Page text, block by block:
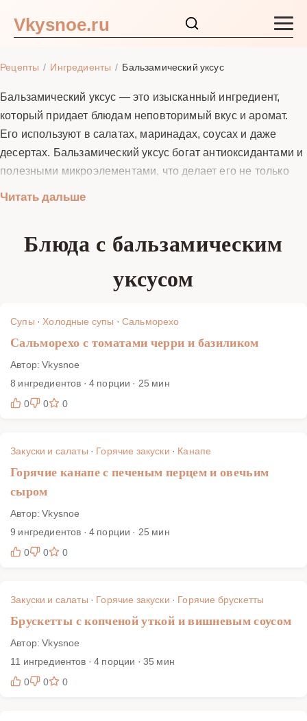
Vkysnoe.ru
Основные блюда
Супы
Ингредиенты
Блог
Рецепты Ингредиенты Бальзамический уксус
Бальзамический уксус — это изысканный ингредиент,
который придает блюдам неповторимый вкус и аромат.
Его используют в салатах, маринадах, соусах и даже
десертах. Бальзамический уксус богат антиоксидантами и
полезными микроэлементами, что делает его не только
найдете подробные рецепты с бальзамическим уксусом,
блюда в домашних условиях.
Читать дальше
Блюда с бальзамическим
уксусом
Супы ·Холодные супы · Сальморехо
Сальморехо с томатами черри и базиликом
Автор: Vkysnoe
8 ингредиентов · 4 порции · 25 мин
0
0 0
Закуски и салаты · Горячие закуски · Канапе
Горячие канапе с печеным перцем и овечьим
сыром
Автор: Vkysnoe
9 ингредиентов · 4 порции · 25 мин
0
0 0
Закуски и салаты · Горячие закуски · Горячие брускетты
Брускетты с копченой уткой и вишневым соусом
Автор: Vkysnoe
11 ингредиентов · 4 порции · 35 мин
0
0 0